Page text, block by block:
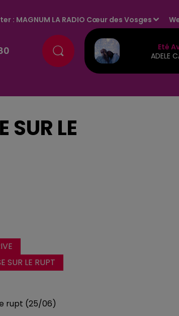
: MAGNUM LA RADIO Cœur des Vosges
Eté
ADELE
SUR LE
SUR LE RUPT
rupt (25/06)